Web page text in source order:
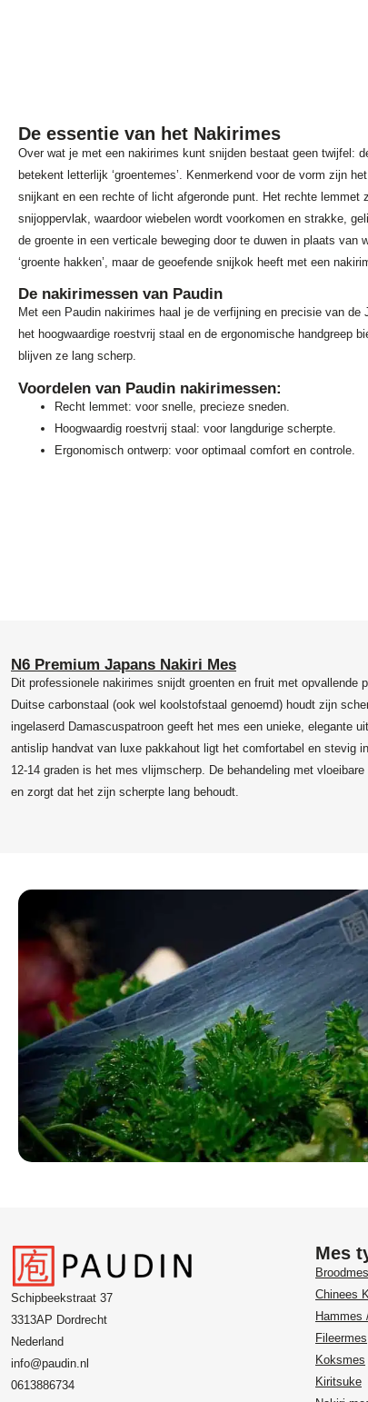
De essentie van het Nakirimes
Over wat je met een nakirimes kunt snijden bestaat geen twijfel:
betekent letterlijk ‘groentemes’. Kenmerkend voor de vorm zijn
snijkant en een rechte of licht afgeronde punt. Het rechte lemmet
snijoppervlak, waardoor wiebelen wordt voorkomen en strakke,
de groente in een verticale beweging door te duwen in plaats van
‘groente hakken’, maar de geoefende snijkok heeft met een
De nakirimessen van Paudin
Met een Paudin nakirimes haal je de verfijning en precisie van
het hoogwaardige roestvrij staal en de ergonomische handgreep
blijven ze lang scherp.
Voordelen van Paudin nakirimessen:
Recht lemmet: voor snelle, precieze sneden.
Hoogwaardig roestvrij staal: voor langdurige scherpte.
Ergonomisch ontwerp: voor optimaal comfort en controle.
N6 Premium Japans Nakiri Mes
Dit professionele nakirimes snijdt groenten en fruit met opvallende
Duitse carbonstaal (ook wel koolstofstaal genoemd) houdt zijn
ingelaserd Damascuspatroon geeft het mes een unieke, elegante
antislip handvat van luxe pakkahout ligt het comfortabel en stevig
12-14 graden is het mes vlijmscherp. De behandeling met
en zorgt dat het zijn scherpte lang behoudt.
Schipbeekstraat 37
3313AP Dordrecht
Nederland
info@paudin.nl
0613886734
Mes
Broodmes
Chinees
Hammes
Fileermes
Koksmes
Kiritsuke